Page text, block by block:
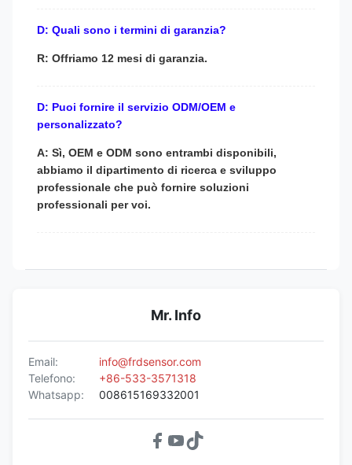
D: Quali sono i termini di garanzia?
R: Offriamo 12 mesi di garanzia.
D: Puoi fornire il servizio ODM/OEM e
personalizzato?
A: Sì, OEM e ODM sono entrambi disponibili,
abbiamo il dipartimento di ricerca e sviluppo
professionale che può fornire soluzioni
professionali per voi.
Mr. Info
Email:
info@frdsensor.com
Telefono:
+86-533-3571318
Whatsapp:
008615169332001